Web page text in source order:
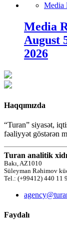
Media
Media
August
2026
Haqqımızda
“Turan” siyasət,
fəaliyyət göstərən
Turan analitik
Bakı, AZ1010
Süleyman Rəhimov
Tel.: (+99412) 440 11
Faydalı